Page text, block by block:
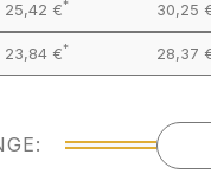
25,42 €* 30,25
23,84 €* 28,37